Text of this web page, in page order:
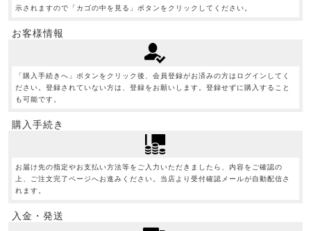
示されますので「カゴの中を見る」ボタンをクリックしてください。
お客様情報
「購入手続きへ」ボタンをクリック後、会員登録がお済みの方はログインしてく
ださい。登録されていない方は、登録をお願いします。登録せずに購入すること
も可能です。
購入手続き
お届け先の指定やお支払い方法等をご入力いただきましたら、内容をご確認の
上、ご注文完了ページへお進みください。当店より受付確認メールが自動配信さ
れます。
入金・発送